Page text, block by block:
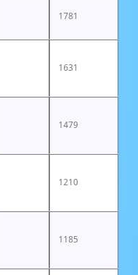
1781
1631
1479
1210
1185